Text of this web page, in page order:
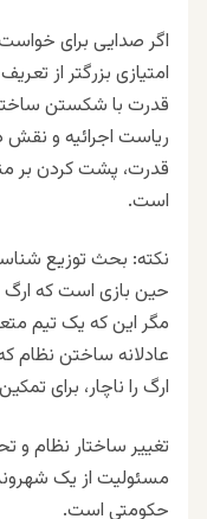
اگر صدایی برای
امتیازی بزرگتر از
قدرت با شکستن
ریاست اجرائیه و نقش
قدرت، پشت کردن بر
است.
نکته: بحث توزیع
حین بازی است که ارگ
مگر این که یک تیم
عادلانه ساختن نظام
ارگ را ناچار، برای
تغییر ساختار نظام
مسئولیت از یک
حکومتی است.